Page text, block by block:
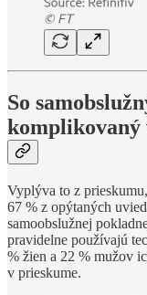
So
komplikovaný
Vyplýva to z
67 % z opýtaných
samoobslužnej
pravidelne používajú
% žien a 22 % mužov
v prieskume.